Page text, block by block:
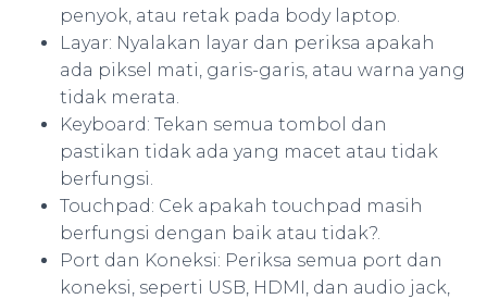
penyok, atau retak pada body laptop.
Layar: Nyalakan layar dan periksa apakah
ada piksel mati, garis-garis, atau warna yang
tidak merata.
Keyboard: Tekan semua tombol dan
pastikan tidak ada yang macet atau tidak
berfungsi.
Touchpad: Cek apakah touchpad masih
berfungsi dengan baik atau tidak?.
Port dan Koneksi: Periksa semua port dan
koneksi, seperti USB, HDMI, dan audio jack,